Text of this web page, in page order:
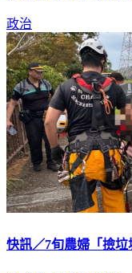
政治
快訊／7旬農婦「撿